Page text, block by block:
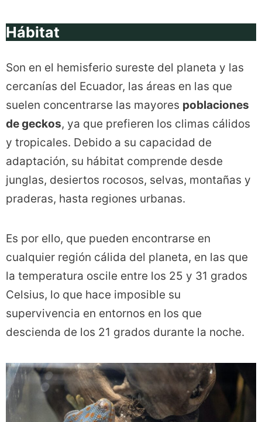
Hábitat
Son en el hemisferio sureste del planeta y las
cercanías del Ecuador, las áreas en las que
suelen concentrarse las mayores poblaciones
de geckos, ya que prefieren los climas cálidos
y tropicales. Debido a su capacidad de
adaptación, su hábitat comprende desde
junglas, desiertos rocosos, selvas, montañas y
praderas, hasta regiones urbanas.
Es por ello, que pueden encontrarse en
cualquier región cálida del planeta, en las que
la temperatura oscile entre los 25 y 31 grados
Celsius, lo que hace imposible su
supervivencia en entornos en los que
descienda de los 21 grados durante la noche.